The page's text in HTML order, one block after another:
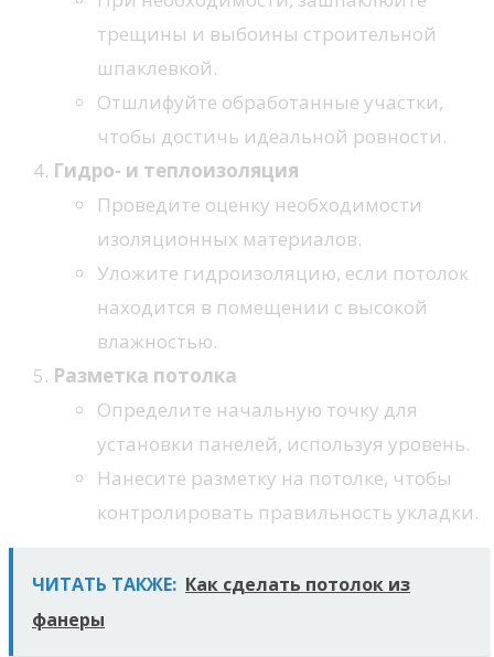
трещины и выбоины строительной
шпаклевкой.
Отшлифуйте обработанные участки,
чтобы достичь идеальной ровности.
Гидро- и теплоизоляция
Проведите оценку необходимости
изоляционных материалов.
Уложите гидроизоляцию, если потолок
находится в помещении с высокой
влажностью.
Разметка потолка
Определите начальную точку для
установки панелей, используя уровень.
Нанесите разметку на потолке, чтобы
контролировать правильность укладки.
ЧИТАТЬ ТАКЖЕ: Как сделать потолок из
фанеры